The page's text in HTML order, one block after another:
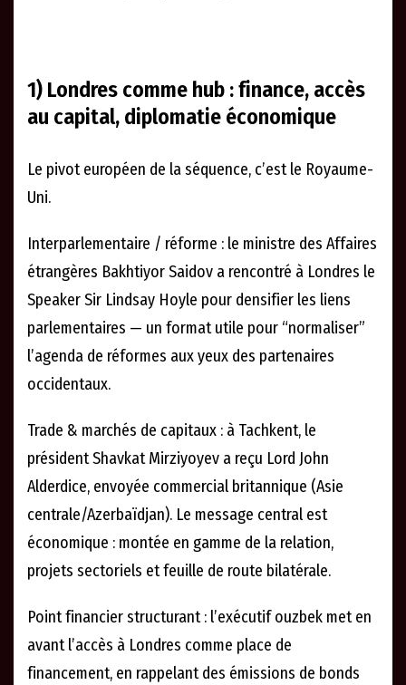
1) Londres comme hub : finance, accès
au capital, diplomatie économique
Le pivot européen de la séquence, c’est le Royaume-
Uni.
Interparlementaire / réforme : le ministre des Affaires
étrangères Bakhtiyor Saidov a rencontré à Londres le
Speaker Sir Lindsay Hoyle pour densifier les liens
parlementaires — un format utile pour “normaliser”
l’agenda de réformes aux yeux des partenaires
occidentaux.
Trade & marchés de capitaux : à Tachkent, le
président Shavkat Mirziyoyev a reçu Lord John
Alderdice, envoyée commercial britannique (Asie
centrale/Azerbaïdjan). Le message central est
économique : montée en gamme de la relation,
projets sectoriels et feuille de route bilatérale.
Point financier structurant : l’exécutif ouzbek met en
avant l’accès à Londres comme place de
financement, en rappelant des émissions de bonds